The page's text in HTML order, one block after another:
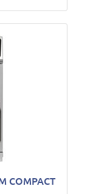
COMPACT